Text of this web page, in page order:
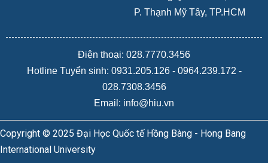
P. Thạnh Mỹ Tây, TP.HCM
Điện thoại: 028.7770.3456
Hotline Tuyển sinh: 0931.205.126- 0964.239.172 -
028.7308.3456
Email: info@hiu.vn
Copyright © 2025 Đại Học Quốc tế Hồng Bàng - Hong Bang
International University